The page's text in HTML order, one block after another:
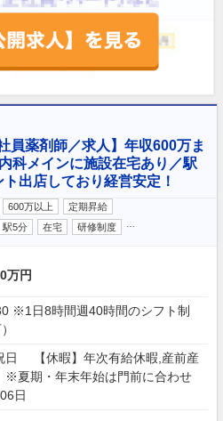
員薬剤師／求人】年収600万ま
科メインに施設在宅あり／駅
出店しており経営安定！
600万以上
定期昇給
駅5分 在宅 研修制度
万円
※1日8時間週40時間のシフト制
日 【休暇】年次有給休暇,産前産
夏期・年末年始は門前に合わせ
日